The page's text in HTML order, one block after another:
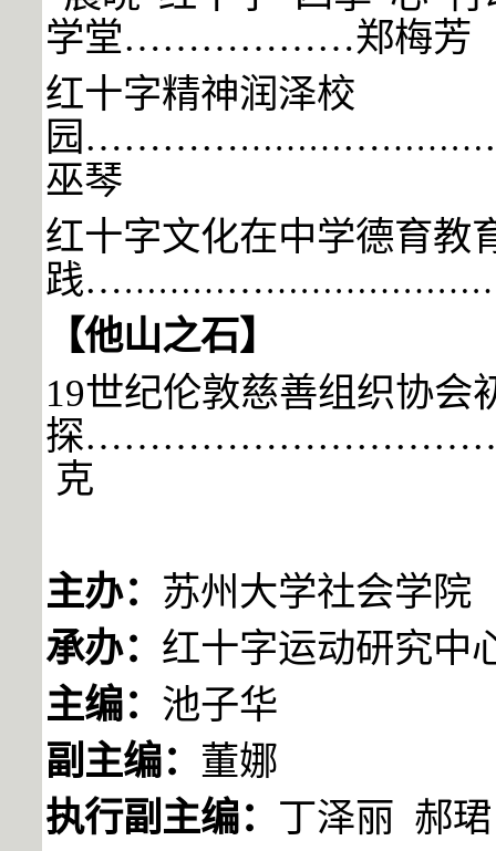
学堂………………郑梅芳
红十字精神润泽校
园……………………………
巫琴
红十字文化在中学德育教
践……………
【他山之石】
19世纪伦敦慈善组织协会
探
克
主办： 苏州大学社会学院
承办： 红十字运动研究中
主编： 池子华
副主编： 董娜
执行副主编： 丁泽丽 郝